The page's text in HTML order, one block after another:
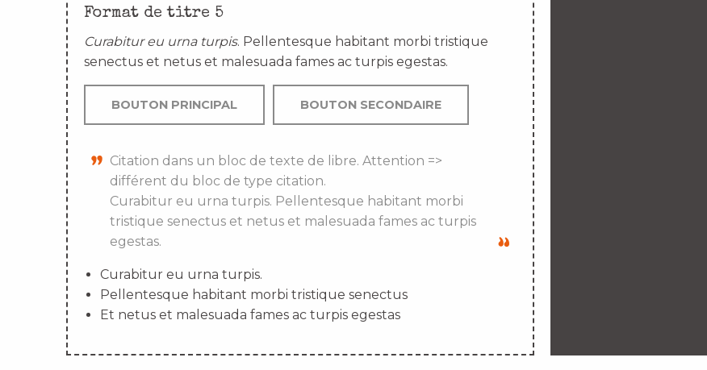
Format de titre 5
Curabitur eu urna turpis. Pellentesque habitant morbi tristique
senectus et netus et malesuada fames ac turpis egestas.
BOUTON PRINCIPAL BOUTON SECONDAIRE
Citation dans un bloc de texte de libre. Attention =>
différent du bloc de type citation.
Curabitur eu urna turpis. Pellentesque habitant morbi
tristique senectus et netus et malesuada fames ac turpis
egestas.
Curabitur eu urna turpis.
Pellentesque habitant morbi tristique senectus
Et netus et malesuada fames ac turpis egestas